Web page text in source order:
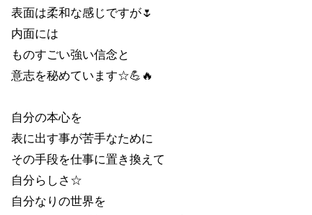
表面は柔和な感じですが🌷
内面には
ものすごい強い信念と
意志を秘めています☆💪🔥
自分の本心を
表に出す事が苦手なために
その手段を仕事に置き換えて
自分らしさ☆
自分なりの世界を